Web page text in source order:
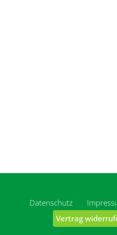
Datenschutz
Vertrag